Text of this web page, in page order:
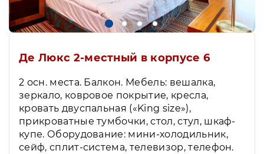
Де Люкс 2-местный в корпусе 6
2 осн. места. Балкон. Мебель: вешалка,
зеркало, ковровое покрытие, кресла,
кровать двуспальная («King size»),
прикроватные тумбочки, стол, стул, шкаф-
купе. Оборудование: мини-холодильник,
сейф, сплит-система, телевизор, телефон.